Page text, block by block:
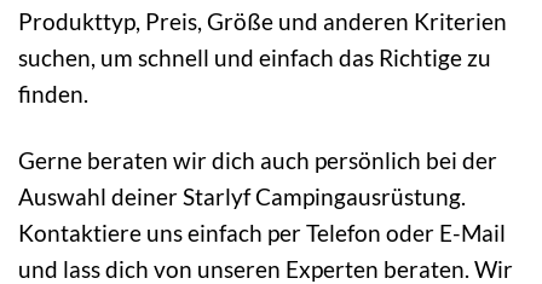
Produkttyp, Preis, Größe und anderen Kriterien
suchen, um schnell und einfach das Richtige zu
finden.
Gerne beraten wir dich auch persönlich bei der
Auswahl deiner Starlyf Campingausrüstung.
Kontaktiere uns einfach per Telefon oder E-Mail
und lass dich von unseren Experten beraten. Wir